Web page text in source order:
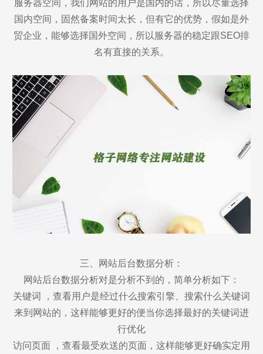
服务器空间，我们网站的用户是国内的话，所以尽量选择
国内空间，固然备案时间太长，但有它的优势，假如是外
贸企业，能够选择国外空间，所以服务器的稳定跟SEO排
名有直接的关系。
三、网站后台数据分析：
网站后台数据分析对是分析不到的，简单分析如下：
关键词 ，查看用户是经过什么搜索引擎、搜索什么关键词
来到网站的，这样能够更好的便当你选择最好的关键词进
行优化
访问页面 ，查看最受欢送的页面，这样能够更好确实定用